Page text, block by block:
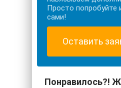
Просто попробуйте
сами!
Оставить
Понравилось?!